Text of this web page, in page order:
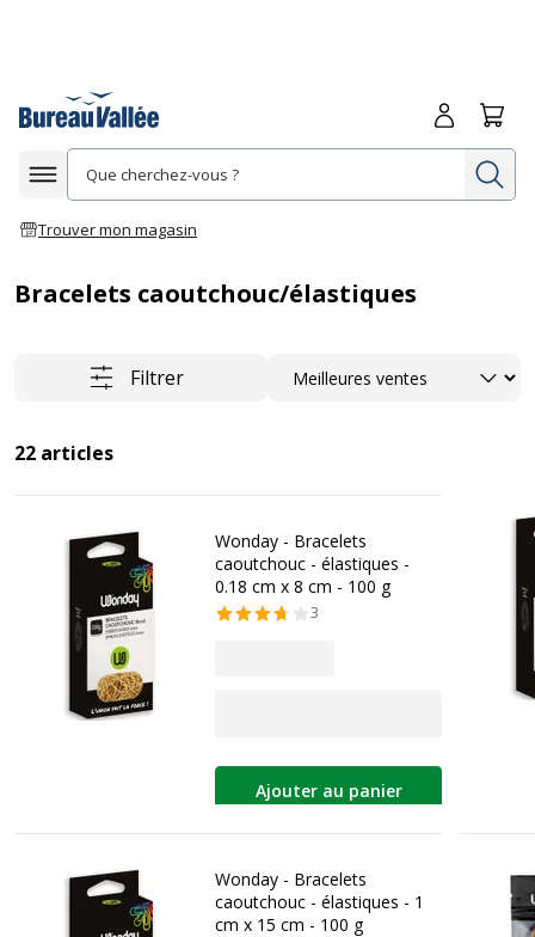
Afficher la navigation
Trouver mon magasin
Me
Bracelets caoutchouc/élastiques
Filtrer Trier
22 articles
Wonday - Bracelets
caoutchouc - élastiques -
0.18 cm x 8 cm - 100 g
3
Ajouter au panier
Wonday - Bracelets
caoutchouc - élastiques - 1
cm x 15 cm - 100 g